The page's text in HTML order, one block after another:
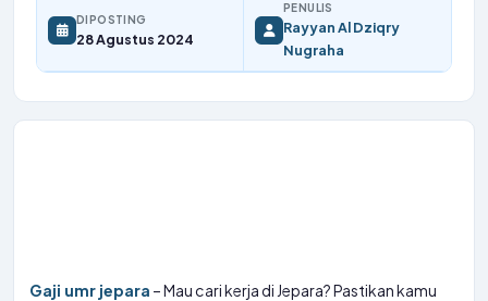
DIPOSTING
28 Agustus 2024
PENULIS
Rayyan Al Dziqry
Nugraha
Gaji umr jepara – Mau cari kerja di Jepara? Pastikan kamu